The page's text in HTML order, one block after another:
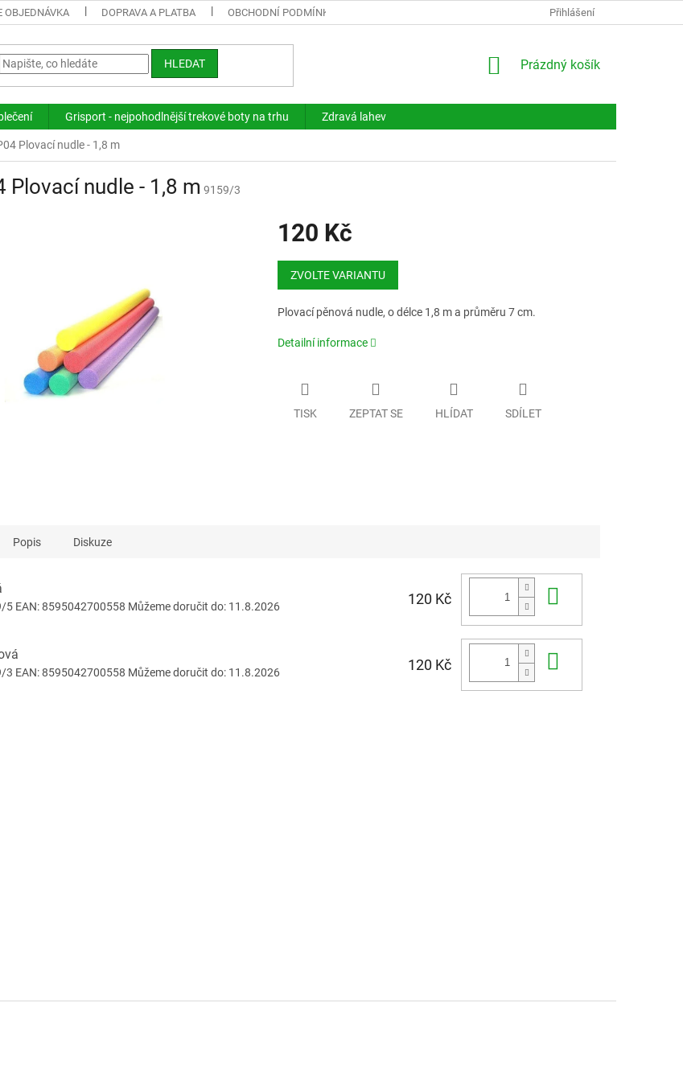
OBJEDNÁVKA DOPRAVA A PLATBA OBCHODNÍ PODMÍNKY KONTAKTY
Přihlášení
HLEDAT
NÁKUPNÍ
Prázdný košík
Grisport - nejpohodlnější trekové boty na trhu Zdravá lahev
Plovací nudle - 1,8 m
Plovací nudle - 1,8 m 9159/3
120 Kč
Měrná
cena:
ZVOLTE VARIANTU
Plovací pěnová nudle, o délce 1,8 m a průměru 7 cm.
Detailní informace
TISK ZEPTAT SE HLÍDAT SDÍLET
Popis Diskuze
5 EAN:8595042700558 Můžeme doručit do: 11.8.2026 120 Kč
3 EAN:8595042700558 Můžeme doručit do: 11.8.2026 120 Kč